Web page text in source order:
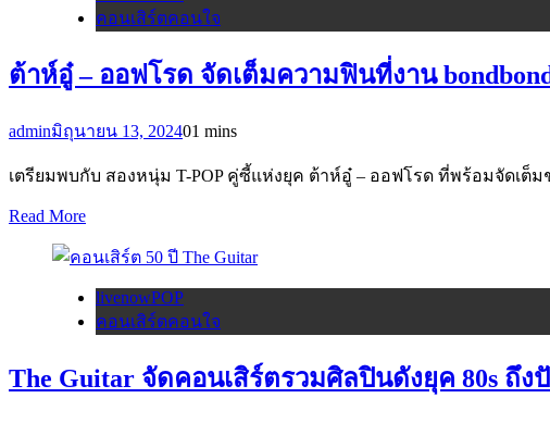
คอนเสิร์ตคอนใจ
ต้าห์อู๋ – ออฟโรด จัดเต็มความฟินที่งาน
adminมิถุนายน 13, 202401 mins
เตรียมพบกับ สองหนุ่ม T-POP คู่ซี้แห่งยุค ต้าห์อู๋ – ออฟโรด ที่พร้อมจัดเต็
Read More
livenowPOP
คอนเสิร์ตคอนใจ
The Guitar จัดคอนเสิร์ตรวมศิลปินดังยุค 80s ถึง